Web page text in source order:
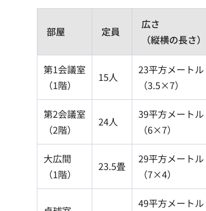
部屋 定員
広さ
（縦横の長さ）
第1会議室
（1階）
15人
23平方メートル
（3.5×7）
第2会議室
（2階）
24人
39平方メートル
（6×7）
大広間
（1階）
23.5畳
29平方メートル
（7×4）
49平方メートル